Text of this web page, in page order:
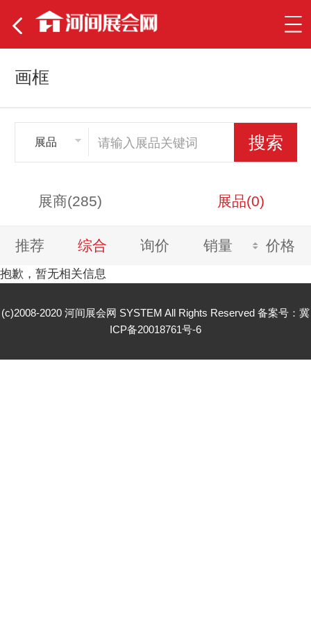
画框
展品
展商(285) 展品(0)
推荐 综合 询价 销量 价格
抱歉，暂无相关信息
(c)2008-2020 河间展会网 SYSTEM All Rights Reserved 备案号： 冀
ICP备20018761号-6